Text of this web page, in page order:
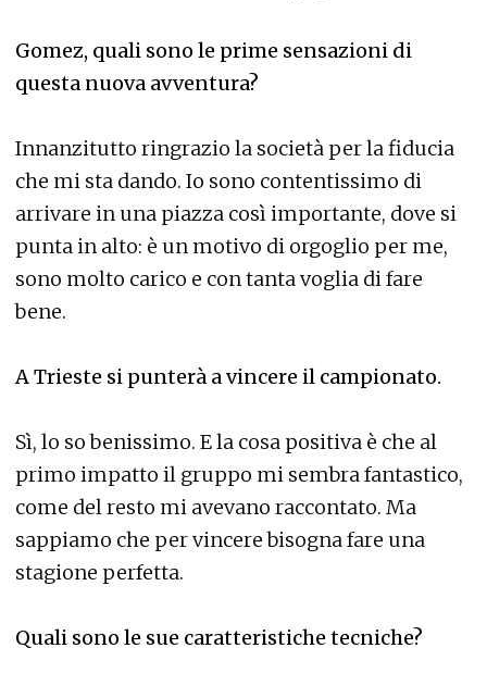
Gomez, quali sono le prime sensazioni di
questa nuova avventura?
Innanzitutto ringrazio la società per la fiducia
che mi sta dando. Io sono contentissimo di
arrivare in una piazza così importante, dove si
punta in alto: è un motivo di orgoglio per me,
sono molto carico e con tanta voglia di fare
bene.
A Trieste si punterà a vincere il campionato.
Sì, lo so benissimo. E la cosa positiva è che al
primo impatto il gruppo mi sembra fantastico,
come del resto mi avevano raccontato. Ma
sappiamo che per vincere bisogna fare una
stagione perfetta.
Quali sono le sue caratteristiche tecniche?